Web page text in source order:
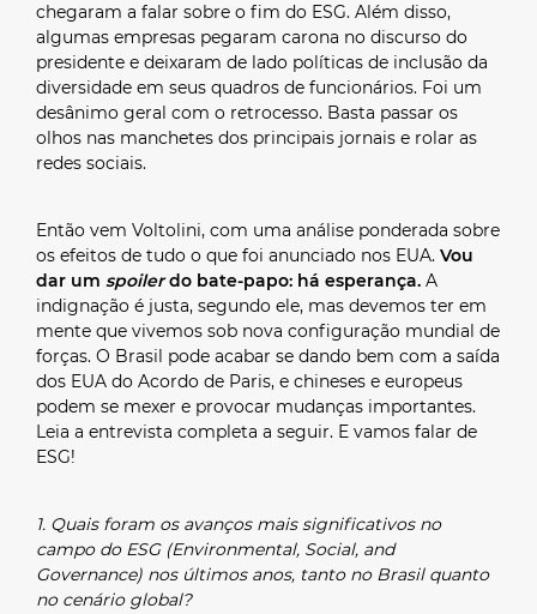
chegaram a falar sobre o fim do ESG. Além disso,
algumas empresas pegaram carona no discurso do
presidente e deixaram de lado políticas de inclusão da
diversidade em seus quadros de funcionários. Foi um
desânimo geral com o retrocesso. Basta passar os
olhos nas manchetes dos principais jornais e rolar as
redes sociais.
Então vem Voltolini, com uma análise ponderada sobre
os efeitos de tudo o que foi anunciado nos EUA. Vou
dar um spoilerdo bate-papo: há esperança. A
indignação é justa, segundo ele, mas devemos ter em
mente que vivemos sob nova configuração mundial de
forças. O Brasil pode acabar se dando bem com a saída
dos EUA do Acordo de Paris, e chineses e europeus
podem se mexer e provocar mudanças importantes.
Leia a entrevista completa a seguir. E vamos falar de
ESG!
1. Quais foram os avanços mais significativos no
campo do ESG (Environmental, Social, and
Governance) nos últimos anos, tanto no Brasil quanto
no cenário global?